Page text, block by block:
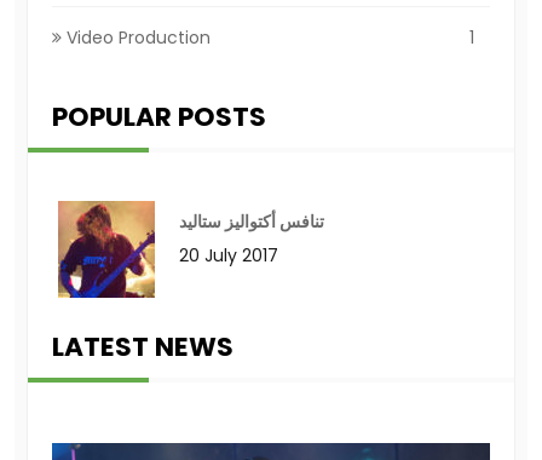
Video Production 1
POPULAR POSTS
تنافس أكتواليز ستاليد
20 July 2017
LATEST NEWS